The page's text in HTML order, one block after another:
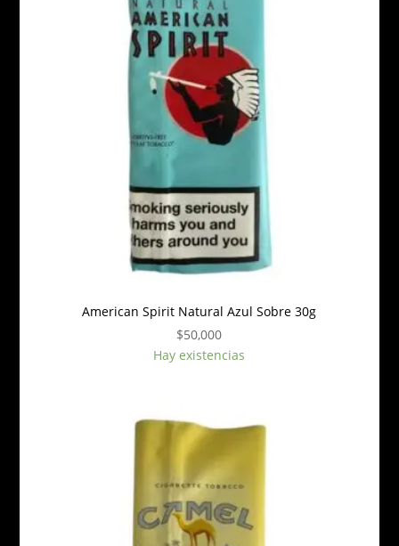
American Spirit Natural Azul Sobre 30g
$50,000
Hay existencias